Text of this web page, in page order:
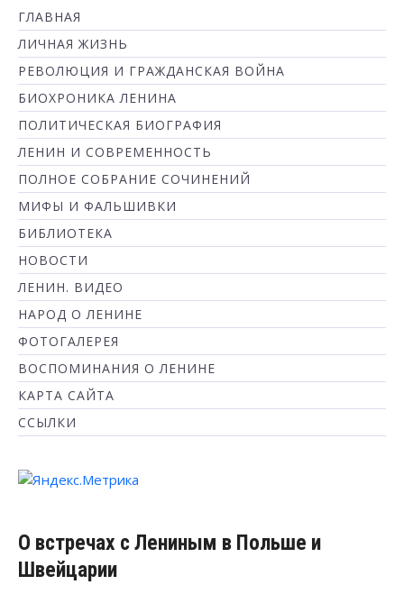
ГЛАВНАЯ
ЛИЧНАЯ ЖИЗНЬ
РЕВОЛЮЦИЯ И ГРАЖДАНСКАЯ ВОЙНА
БИОХРОНИКА ЛЕНИНА
ПОЛИТИЧЕСКАЯ БИОГРАФИЯ
ЛЕНИН И СОВРЕМЕННОСТЬ
ПОЛНОЕ СОБРАНИЕ СОЧИНЕНИЙ
МИФЫ И ФАЛЬШИВКИ
БИБЛИОТЕКА
НОВОСТИ
ЛЕНИН. ВИДЕО
НАРОД О ЛЕНИНЕ
ФОТОГАЛЕРЕЯ
ВОСПОМИНАНИЯ О ЛЕНИНЕ
КАРТА САЙТА
ССЫЛКИ
О встречах с Лениным в Польше и
Швейцарии